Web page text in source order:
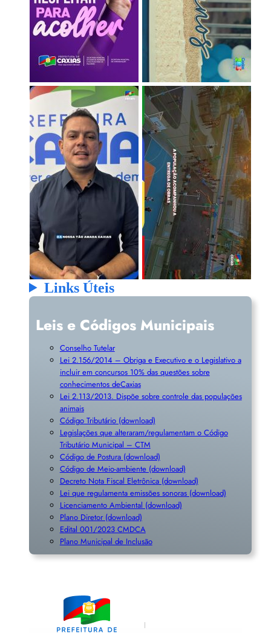
Links Úteis
Leis e Códigos Municipais
Conselho Tutelar
Lei 2.156/2014 – Obriga e Executivo e o Legislativo a
incluir em concursos 10% das questões sobre
conhecimentos deCaxias
Lei 2.113/2013. Dispõe sobre controle das populações
animais
Código Tributário (download)
Legislações que alteraram/regulamentam o Código
Tributário Municipal – CTM
Código de Postura (download)
Código de Meio-ambiente (download)
Decreto Nota Fiscal Eletrônica (download)
Lei que regulamenta emissões sonoras (download)
Licenciamento Ambiental (download)
Plano Diretor (download)
Edital 001/2023 CMDCA
Plano Municipal de Inclusão